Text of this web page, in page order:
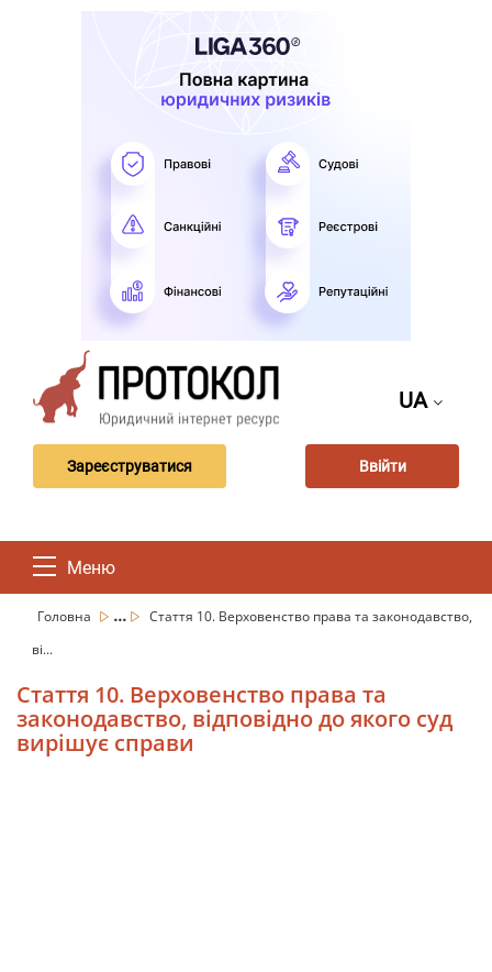
UA
Зареєструватися Ввійти
Меню
Головна ...
Стаття 10. Верховенство права та законодавство,
ві...
Стаття 10. Верховенство права та
законодавство, відповідно до якого суд
вирішує справи